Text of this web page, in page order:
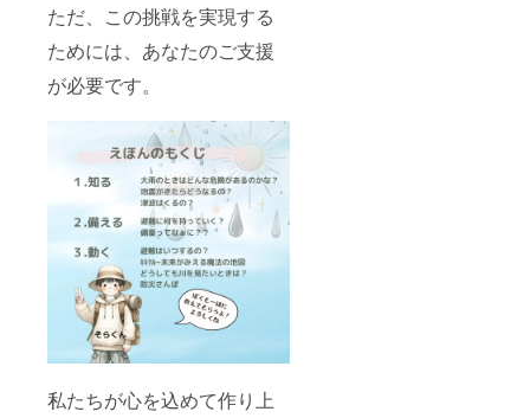
ただ、この挑戦を実現する
ためには、あなたのご支援
が必要です。
私たちが心を込めて作り上